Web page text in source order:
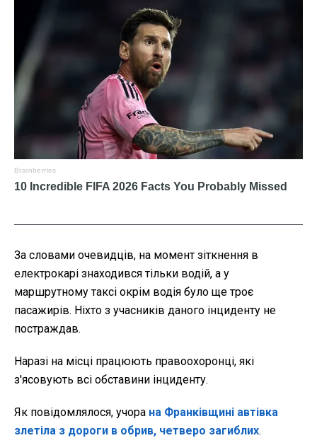
За словами очевидців, на момент зіткнення в
електрокарі знаходився тільки водій, а у
маршрутному таксі окрім водія було ще троє
пасажирів. Ніхто з учасників даного інциденту не
постраждав.
Наразі на місці працюють правоохоронці, які
з'ясовують всі обставини інциденту.
Як повідомлялося, учора на Франківщині автівка
злетіла з дороги в обрив, четверо загиблих.